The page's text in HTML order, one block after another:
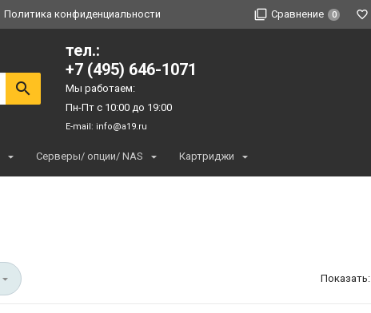
Политика конфиденциальности Сравнение 0
тел.:
+7 (495) 646-1071
Мы работаем:
Пн-Пт с 10:00 до 19:00
E-mail: info@a19.ru
Серверы/ опции/ NAS Картриджи
Показать: